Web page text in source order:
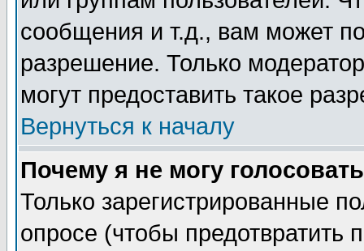
сообщения и т.д., вам может
разрешение. Только
могут предоставить такое
Вернуться к началу
Почему я не могу
Только зарегистрированные
опросе (чтобы предотвратить